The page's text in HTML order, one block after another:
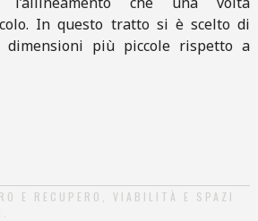
In questo tratto si è scelto di
più piccole rispetto a
E RECUPERO
VIABILITÀ E SPAZI